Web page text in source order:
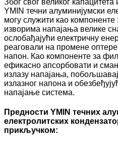
YMIN течни алуминијумски
могу служити као
изворима напајања велике
ослобађајући електричну
реаговали на промене
напон. Као компоненте за
ефикасно апсорбовати и
излазу напајања,
излазног напона и
напајање система.
Предности YMIN течних
електролитских
прикључком: